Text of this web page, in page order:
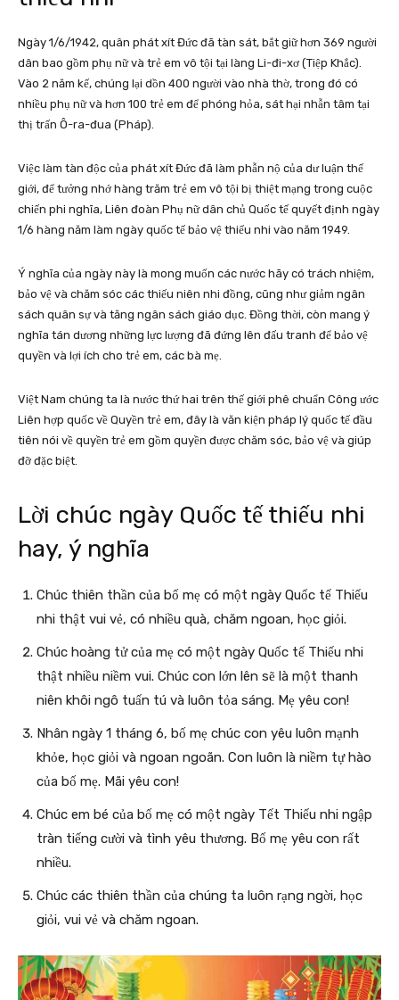
Ngày 1/6/1942, quân phát xít Đức đã tàn sát, bắt giữ hơn 369 người
dân bao gồm phụ nữ và trẻ em vô tội tại làng Li-đi-xơ (Tiệp Khắc).
Vào 2 năm kế, chúng lại dồn 400 người vào nhà thờ, trong đó có
nhiều phụ nữ và hơn 100 trẻ em để phóng hỏa, sát hại nhẫn tâm tại
thị trấn Ô-ra-đua (Pháp).
Việc làm tàn độc của phát xít Đức đã làm phẫn nộ của dư luận thế
giới, để tưởng nhớ hàng trăm trẻ em vô tội bị thiệt mạng trong cuộc
chiến phi nghĩa, Liên đoàn Phụ nữ dân chủ Quốc tế quyết định ngày
1/6 hàng năm làm ngày quốc tế bảo vệ thiếu nhi vào năm 1949.
Ý nghĩa của ngày này là mong muốn các nước hãy có trách nhiệm,
bảo vệ và chăm sóc các thiếu niên nhi đồng, cũng như giảm ngân
sách quân sự và tăng ngân sách giáo dục. Đồng thời, còn mang ý
nghĩa tán dương những lực lượng đã đứng lên đấu tranh để bảo vệ
quyền và lợi ích cho trẻ em, các bà mẹ.
Việt Nam chúng ta là nước thứ hai trên thế giới phê chuẩn Công ước
Liên hợp quốc về Quyền trẻ em, đây là văn kiện pháp lý quốc tế đầu
tiên nói về quyền trẻ em gồm quyền được chăm sóc, bảo vệ và giúp
đỡ đặc biệt.
Lời chúc ngày Quốc tế thiếu nhi
hay, ý nghĩa
Chúc thiên thần của bố mẹ có một ngày Quốc tế Thiếu
nhi thật vui vẻ, có nhiều quà, chăm ngoan, học giỏi.
Chúc hoàng tử của mẹ có một ngày Quốc tế Thiếu nhi
thật nhiều niềm vui. Chúc con lớn lên sẽ là một thanh
niên khôi ngô tuấn tú và luôn tỏa sáng. Mẹ yêu con!
Nhân ngày 1 tháng 6, bố mẹ chúc con yêu luôn mạnh
khỏe, học giỏi và ngoan ngoãn. Con luôn là niềm tự hào
của bố mẹ. Mãi yêu con!
Chúc em bé của bố mẹ có một ngày Tết Thiếu nhi ngập
tràn tiếng cười và tình yêu thương. Bố mẹ yêu con rất
nhiều.
Chúc các thiên thần của chúng ta luôn rạng ngời, học
giỏi, vui vẻ và chăm ngoan.